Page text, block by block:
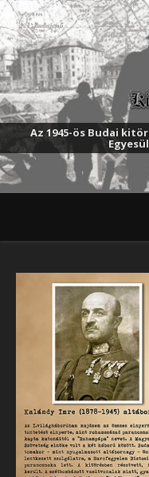
Az 1945-ös Budai